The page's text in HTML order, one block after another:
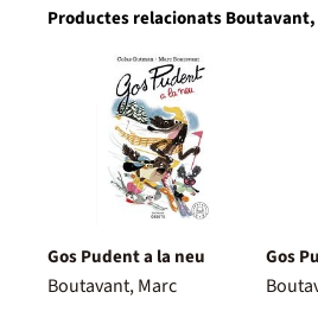
Productes relacionats Boutavant,
Gos Pudent a la neu
Boutavant, Marc
Gos